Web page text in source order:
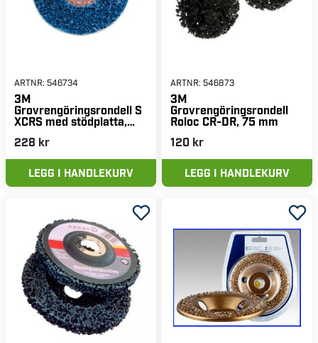
ARTNR: 546734
3M
Grovrengöringsrondell S
XCRS med stödplatta,
228 kr
LEGG I HANDLEKURV
ARTNR: 546873
3M
Grovrengöringsrondell
Roloc CR-DR, 75 mm
120 kr
LEGG I HANDLEKURV